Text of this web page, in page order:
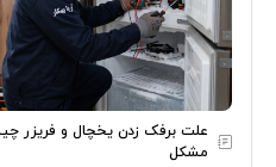
علت برفک زدن یخچال و فریزر
مشکل